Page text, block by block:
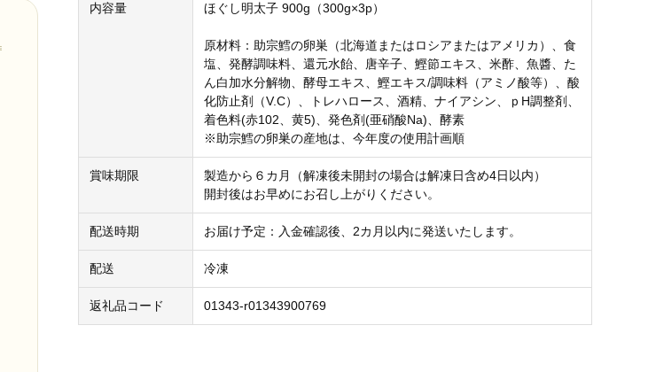
内容量 ほぐし明太子 900g（300g×3p）
原材料：助宗鱈の卵巣（北海道またはロシアまたはアメリカ）、食
塩、発酵調味料、還元水飴、唐辛子、鰹節エキス、米酢、魚醬、た
ん白加水分解物、酵母エキス、鰹エキス/調味料（アミノ酸等）、酸
化防止剤（V.C）、トレハロース、酒精、ナイアシン、ｐH調整剤、
着色料(赤102、黄5)、発色剤(亜硝酸Na)、酵素
※助宗鱈の卵巣の産地は、今年度の使用計画順
賞味期限
製造から６カ月（解凍後未開封の場合は解凍日含め4日以内）
開封後はお早めにお召し上がりください。
配送時期 お届け予定：入金確認後、2カ月以内に発送いたします。
配送 冷凍
返礼品コード 01343-r01343900769